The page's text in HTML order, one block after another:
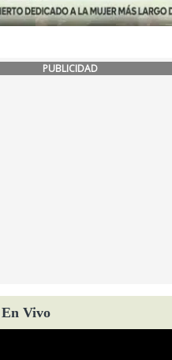
PUBLICIDAD
En Vivo